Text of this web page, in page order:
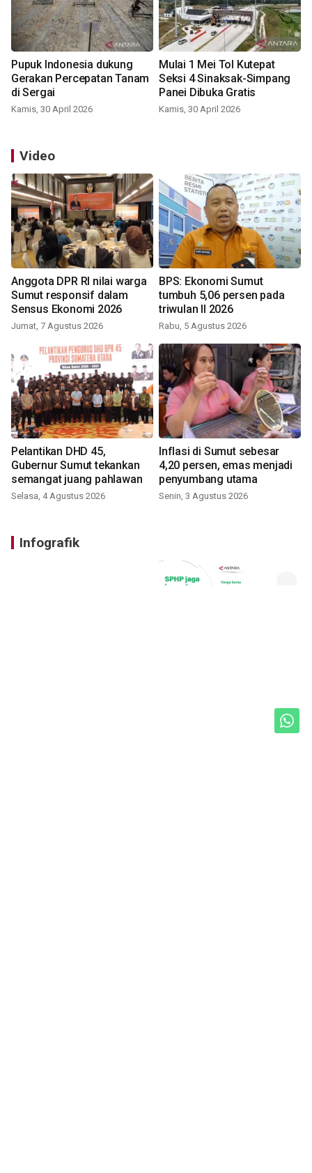
Pupuk Indonesia dukung
Gerakan Percepatan Tanam
di Sergai
Kamis, 30 April 2026
Mulai 1 Mei Tol Kutepat
Seksi 4 Sinaksak-Simpang
Panei Dibuka Gratis
Kamis, 30 April 2026
Video
Anggota DPR RI nilai warga
Sumut responsif dalam
Sensus Ekonomi 2026
Jumat, 7 Agustus 2026
BPS: Ekonomi Sumut
tumbuh 5,06 persen pada
triwulan II 2026
Rabu, 5 Agustus 2026
Pelantikan DHD 45,
Gubernur Sumut tekankan
semangat juang pahlawan
Selasa, 4 Agustus 2026
Inflasi di Sumut sebesar
4,20 persen, emas menjadi
penyumbang utama
Senin, 3 Agustus 2026
Infografik